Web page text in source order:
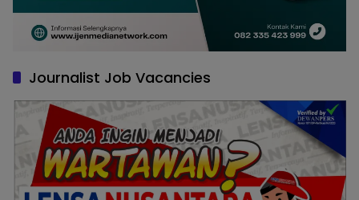
Journalist Job Vacancies